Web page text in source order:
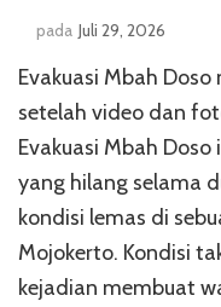
pada Juli 29, 2026
Evakuasi Mbah
setelah video dan
Evakuasi Mbah
yang hilang selama
kondisi lemas di
Mojokerto. Kondisi
kejadian membuat